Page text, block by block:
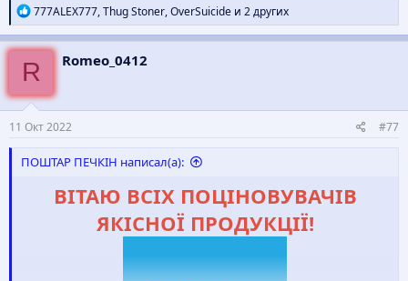
Р
е
а
к
ц
и
и
:
777ALEX777,Thug Stoner,OverSuicide и 2 других
R Romeo_0412
11 Окт 2022 #77
ПОШТАР ПЕЧКІН написал(а):
ВІТАЮ ВСІХ ПОЦІНОВУВАЧІВ
ЯКІСНОЇ ПРОДУКЦІЇ!